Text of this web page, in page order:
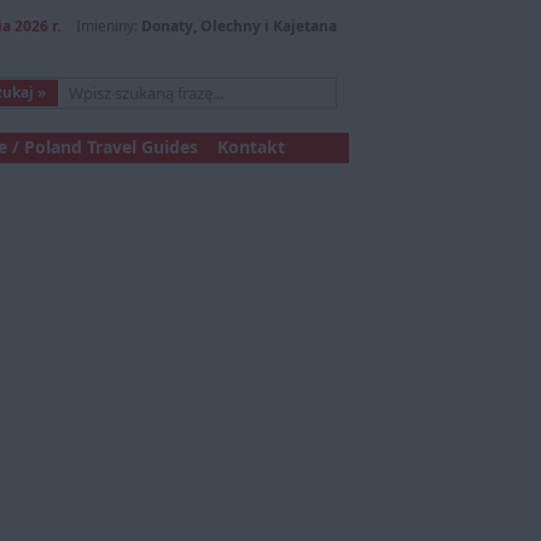
2026 r. Imieniny: Donaty, Olechny i Kajetana
/ Poland Travel Guides Kontakt